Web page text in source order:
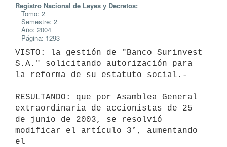
Registro Nacional de Leyes y Decretos:
Tomo: 2
Semestre: 2
Año: 2004
Página: 1293
VISTO: la gestión de "Banco Surinvest
S.A." solicitando autorización para
la reforma de su estatuto social.-
RESULTANDO: que por Asamblea General
extraordinaria de accionistas de 25
de junio de 2003, se resolvió
modificar el artículo 3°, aumentando
el